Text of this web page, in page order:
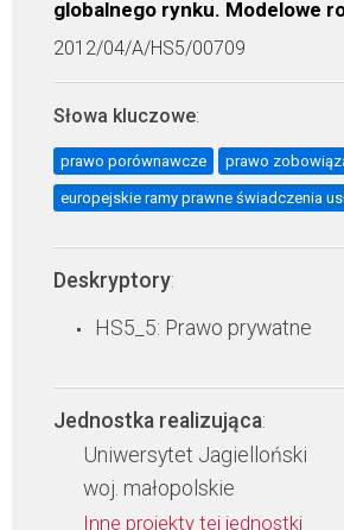
globalnego rynku. Modelowe
2012/04/A/HS5/00709
Słowa kluczowe:
prawo porównawcze prawo
europejskie ramy prawne świadczenia
Deskryptory:
HS5_5: Prawo prywatne
Jednostka realizująca:
Uniwersytet Jagielloński
woj. małopolskie
Inne projekty tej jednostki